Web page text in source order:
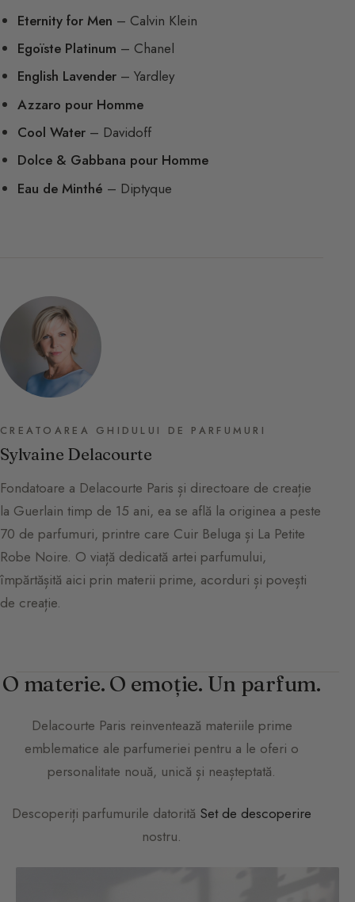
Eternity for Men – Calvin Klein
Egoïste Platinum – Chanel
English Lavender – Yardley
Azzaro pour Homme
Cool Water – Davidoff
Dolce & Gabbana pour Homme
Eau de Minthé – Diptyque
CREATOAREA GHIDULUI DE PARFUMURI
Sylvaine Delacourte
Fondatoare a Delacourte Paris și directoare de creație
la Guerlain timp de 15 ani, ea se află la originea a peste
70 de parfumuri, printre care Cuir Beluga și La Petite
Robe Noire. O viață dedicată artei parfumului,
împărtășită aici prin materii prime, acorduri și povești
de creație.
O materie. O emoție. Un parfum.
Delacourte Paris reinventează materiile prime
emblematice ale parfumeriei pentru a le oferi o
personalitate nouă, unică și neașteptată.
Descoperiți parfumurile datorită Set de descoperire
nostru.